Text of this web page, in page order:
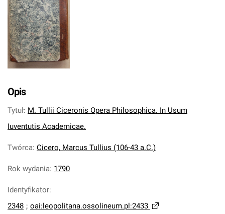
Opis
Tytuł: M. Tullii Ciceronis Opera Philosophica. In Usum
Iuventutis Academicae.
Twórca: Cicero, Marcus Tullius (106-43 a.C.)
Rok wydania: 1790
Identyfikator:
2348 ; oai:leopolitana.ossolineum.pl:2433